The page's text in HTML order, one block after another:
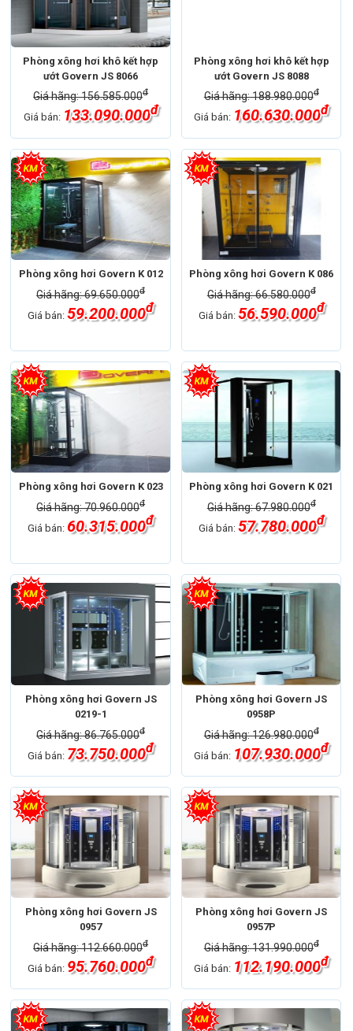
Phòng xông hơi khô kết hợp
ướt Govern JS 8066
Giá hãng: 156.585.000đ
Giá bán: 133.090.000đ
Phòng xông hơi khô kết hợp
ướt Govern JS 8088
Giá hãng: 188.980.000đ
Giá bán: 160.630.000đ
Phòng xông hơi Govern K 012
Giá hãng: 69.650.000đ
Giá bán:59.200.000đ
Phòng xông hơi Govern K 086
Giá hãng: 66.580.000đ
Giá bán: 56.590.000đ
Phòng xông hơi Govern K 023
Giá hãng: 70.960.000đ
Giá bán:60.315.000đ
Phòng xông hơi Govern K 021
Giá hãng: 67.980.000đ
Giá bán: 57.780.000đ
Phòng xông hơi Govern JS
0219-1
Giá hãng: 86.765.000đ
Giá bán: 73.750.000đ
Phòng xông hơi Govern JS
0958P
Giá hãng: 126.980.000đ
Giá bán: 107.930.000đ
Phòng xông hơi Govern JS
0957
Giá hãng: 112.660.000đ
Giá bán: 95.760.000đ
Phòng xông hơi Govern JS
0957P
Giá hãng: 131.990.000đ
Giá bán: 112.190.000đ